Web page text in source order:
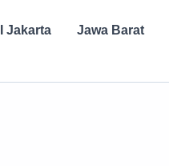
Jakarta Jawa Barat